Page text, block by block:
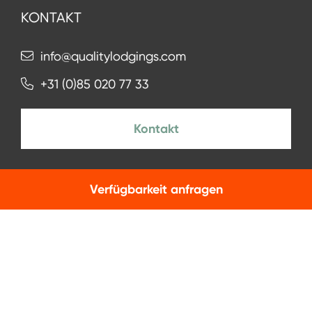
Verfügbarkeit anfragen
KONTAKT
info@qualitylodgings.com
+31 (0)85 020 77 33
Kontakt